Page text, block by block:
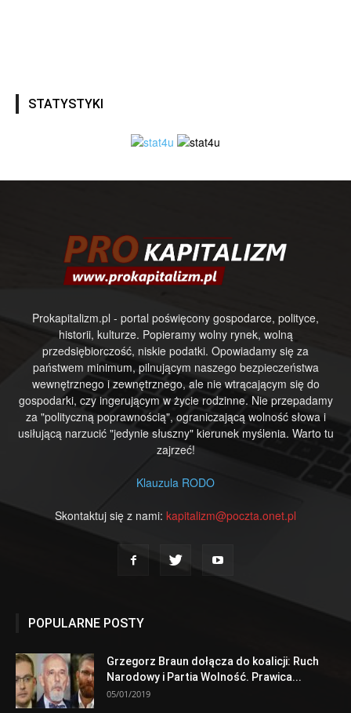
STATYSTYKI
Prokapitalizm.pl - portal poświęcony gospodarce, polityce,
historii, kulturze. Popieramy wolny rynek, wolną
przedsiębiorczość, niskie podatki. Opowiadamy się za
państwem minimum, pilnującym naszego bezpieczeństwa
wewnętrznego i zewnętrznego, ale nie wtrącającym się do
gospodarki, czy ingerującym w życie rodzinne. Nie przepadamy
za "polityczną poprawnością", ograniczającą wolność słowa i
usiłującą narzucić "jedynie słuszny" kierunek myślenia. Warto tu
zajrzeć!
Klauzula RODO
Skontaktuj się z nami: kapitalizm@poczta.onet.pl
POPULARNE POSTY
Grzegorz Braun dołącza do koalicji: Ruch
Narodowy i Partia Wolność. Prawica...
05/01/2019